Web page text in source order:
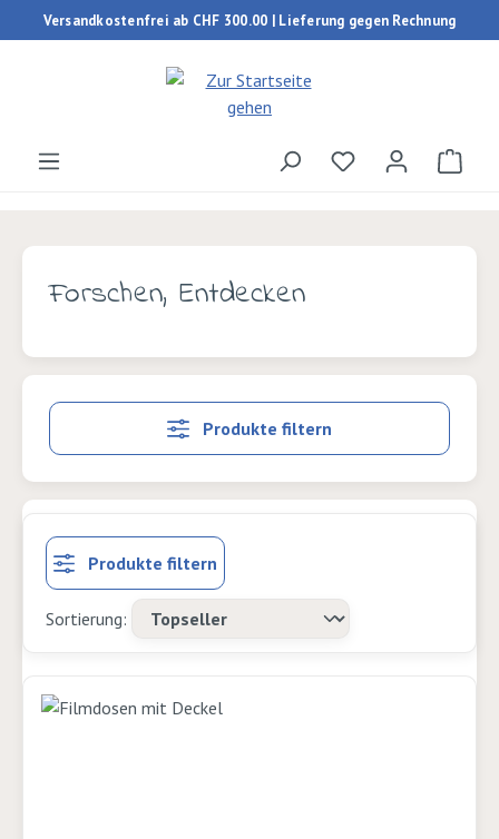
Zum Hauptinhalt springen
Versandkostenfrei ab CHF 300.00 | Lieferung gegen Rechnung
Du hast 0
Forschen, Entdecken
Produkte filtern
Produkte filtern